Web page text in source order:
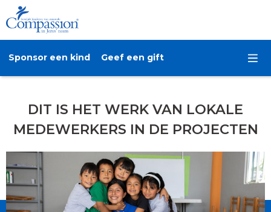
Sponsor een kind Geef een gift
DIT IS HET WERK VAN LOKALE
MEDEWERKERS IN DE PROJECTEN